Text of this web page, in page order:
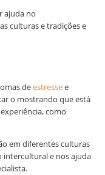
ajuda no
culturas e tradições e
deestressee
o mostrando que está
como
em diferentes culturas
intercultural e nos ajuda